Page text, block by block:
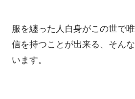
服を纏った人自身がこの世で
信を持つことが出来る、そん
います。